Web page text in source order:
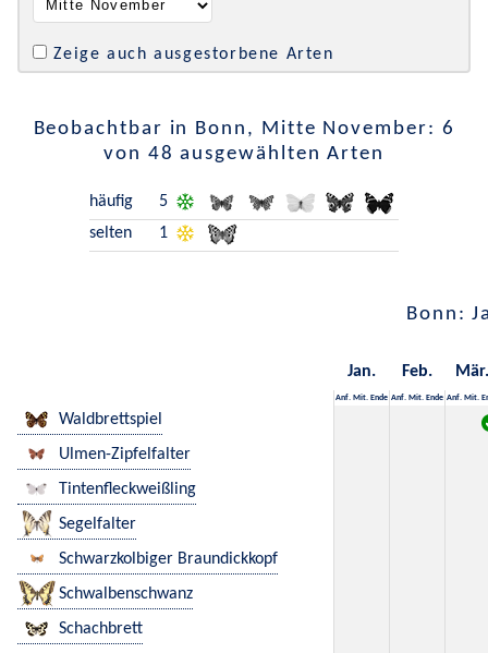
Zeige auch ausgestorbene Arten
Beobachtbar in Bonn, Mitte November: 6
von 48 ausgewählten Arten
häufig
5
selten
1
Bonn:
Jan. Feb. Mär.
Anf. Mit. Ende Anf. Mit. Ende Anf. Mit.
Waldbrettspiel
Ulmen-Zipfelfalter
Tintenfleckweißling
Segelfalter
Schwarzkolbiger Braundickkopf
Schwalbenschwanz
Schachbrett